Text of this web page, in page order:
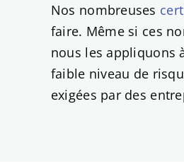
Nos nombreuses
faire. Même si ces
nous les appliquons
faible niveau de
exigées par des